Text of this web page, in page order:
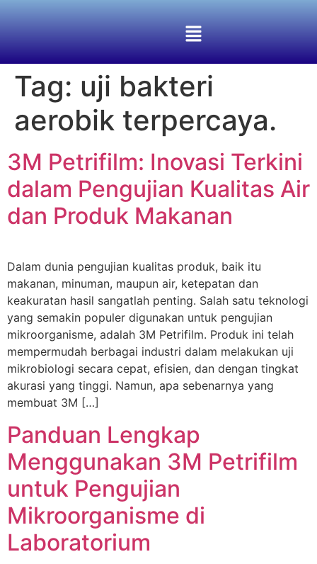
Tag: uji bakteri
aerobik terpercaya.
3M Petrifilm: Inovasi Terkini
dalam Pengujian Kualitas Air
dan Produk Makanan
Dalam dunia pengujian kualitas produk, baik itu
makanan, minuman, maupun air, ketepatan dan
keakuratan hasil sangatlah penting. Salah satu teknologi
yang semakin populer digunakan untuk pengujian
mikroorganisme, adalah 3M Petrifilm. Produk ini telah
mempermudah berbagai industri dalam melakukan uji
mikrobiologi secara cepat, efisien, dan dengan tingkat
akurasi yang tinggi. Namun, apa sebenarnya yang
membuat 3M […]
Panduan Lengkap
Menggunakan 3M Petrifilm
untuk Pengujian
Mikroorganisme di
Laboratorium